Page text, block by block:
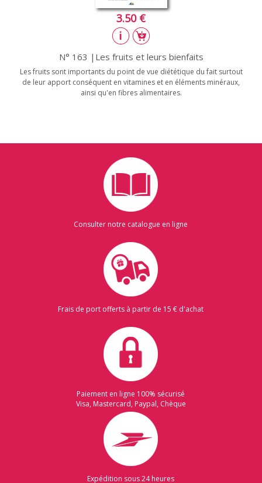
3.50 €
N° 163 |Les fruits et leurs bienfaits
Les fruits sont importants du point de vue diététique du fait surtout
de leur apport conséquent en vitamines et en éléments minéraux,
ainsi qu'en fibres alimentaires.
Consulter notre catalogue en ligne
Frais de port offerts à partir de 15 € d'achat
Paiement en ligne 100% sécurisé
Visa, Mastercard, Paypal, Chèque
Expédition sous 24 heures